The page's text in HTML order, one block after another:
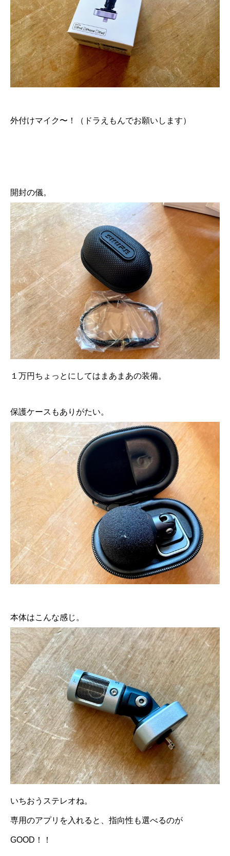
外付けマイク〜！（ドラえもんでお願いします）
開封の儀。
１万円ちょっとにしてはまあまあの装備。
保護ケースもありがたい。
本体はこんな感じ。
いちおうステレオね。
専用のアプリを入れると、指向性も選べるのが
GOOD！！